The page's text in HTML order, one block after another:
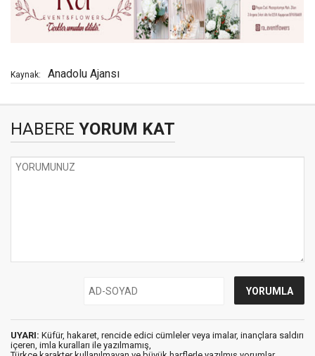
Kaynak: Anadolu Ajansı
HABERE YORUM KAT
UYARI: Küfür, hakaret, rencide edici cümleler veya imalar, inançlara saldırı
içeren, imla kuralları ile yazılmamış,